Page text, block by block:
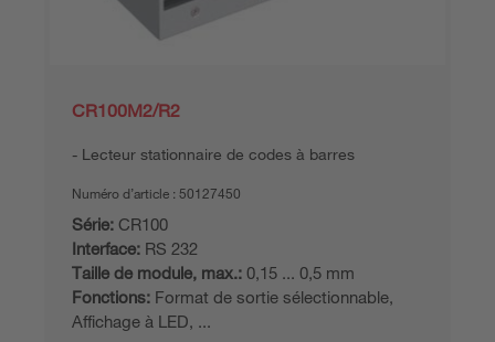
CR100M2/R2
Lecteur stationnaire de codes à barres
Numéro d’article : 50127450
Série: CR100
Interface: RS 232
Taille de module, max.: 0,15 ... 0,5 mm
Fonctions: Format de sortie sélectionnable,
Affichage à LED, ...